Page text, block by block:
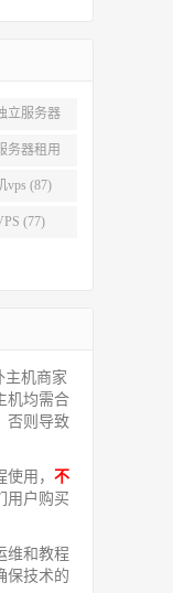
立服务器
务器租用
vps (87)
(77)
主机商家
机均需合
否则导致
用， 不
用户购买
维和教程
保技术的